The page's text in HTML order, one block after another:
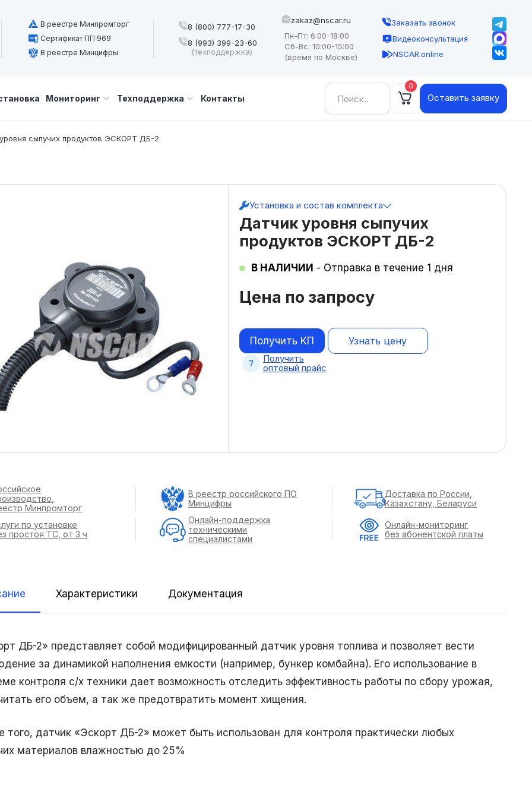
В реестре Минпромторг
Сертификат ПП 969
В реестре Минцифры
8 (800) 777-17-30
8 (993) 399-23-60
(техподдержка)
zakaz@nscar.ru
Пн-Пт: 6:00-18:00
Сб-Вс: 10:00-15:00
(время по Москве)
Заказать звонок
Видеоконсультация
NSCAR.online
Мониторинг Техподдержка Контакты
Найти: 0
Оставить заявку
сыпучих продуктов ЭСКОРТ ДБ-2
Датчик уровня сыпучих
продуктов ЭСКОРТ ДБ-2
Цена по запросу
В НАЛИЧИИ - Отправка в течение 1 дня
Установка и состав комплекта
Узнать цену
Получить КП
Получить
оптовый прайс
Характеристики Документация
ДБ-2» представляет собой модифицированный датчик уровня топлива и позволяет вести
за динамикой наполнения емкости (например, бункер комбайна). Его использование в
контроля с/х техники дает возможность отследить эффективность работы по сбору урожая,
его объем, а так же предотвратить момент хищения.
того, датчик «Эскорт ДБ-2» может быть использован для контроля практически любых
материалов влажностью до 25%
Минпромторг
В реестр российского ПО
Минцифры
Доставка по России,
Казахстану, Беларуси
по установке
простоя ТС, от 3 ч
Онлайн-поддержка
техническими
специалистами
Онлайн-мониторинг
без абонентской платы